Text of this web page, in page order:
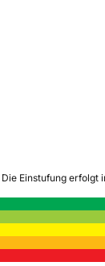
Die Einstufung erfolgt